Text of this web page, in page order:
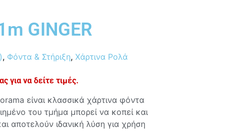
GINGER
, Φόντα & Στήριξη, Χάρτινα Ρολά
για να δείτε τιμές.
είναι κλασσικά χάρτινα φόντα
του τμήμα μπορεί να κοπεί και
αποτελούν ιδανική λύση για χρήση